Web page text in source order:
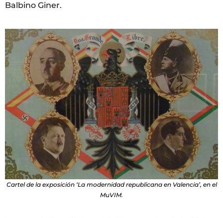
Balbino Giner.
Cartel de la exposición ‘La modernidad republicana en Valencia’, en el
MuVIM.